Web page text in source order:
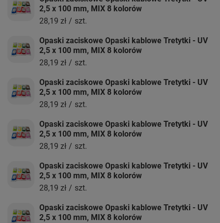
2,5 x 100 mm, MIX 8 kolorów
28,19 zł / szt.
Opaski zaciskowe Opaski kablowe Tretytki - UV
2,5 x 100 mm, MIX 8 kolorów
28,19 zł / szt.
Opaski zaciskowe Opaski kablowe Tretytki - UV
2,5 x 100 mm, MIX 8 kolorów
28,19 zł / szt.
Opaski zaciskowe Opaski kablowe Tretytki - UV
2,5 x 100 mm, MIX 8 kolorów
28,19 zł / szt.
Opaski zaciskowe Opaski kablowe Tretytki - UV
2,5 x 100 mm, MIX 8 kolorów
28,19 zł / szt.
Opaski zaciskowe Opaski kablowe Tretytki - UV
2,5 x 100 mm, MIX 8 kolorów